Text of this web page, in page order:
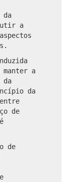
a
manter a
da
da
de
de